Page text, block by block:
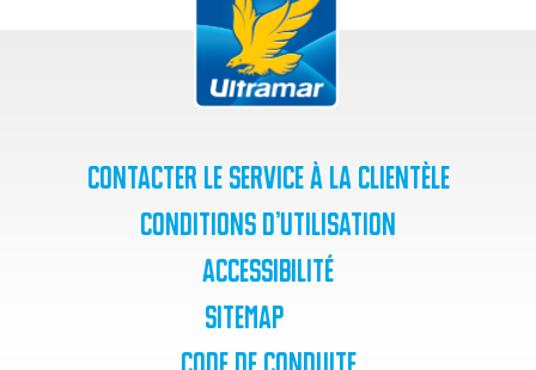
Contacter le service à la clientèle
Conditions d’utilisation
Accessibilité
SiteMap